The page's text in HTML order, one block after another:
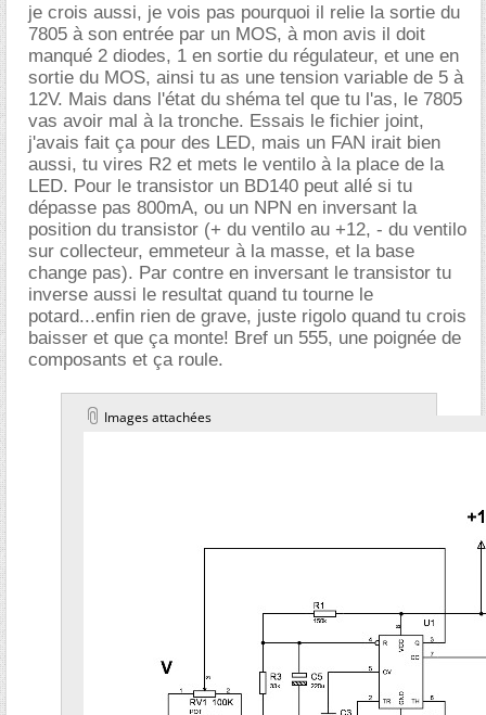
je crois aussi, je vois pas pourquoi il relie la sortie du
7805 à son entrée par un MOS, à mon avis il doit
manqué 2 diodes, 1 en sortie du régulateur, et une en
sortie du MOS, ainsi tu as une tension variable de 5 à
12V. Mais dans l'état du shéma tel que tu l'as, le 7805
vas avoir mal à la tronche. Essais le fichier joint,
j'avais fait ça pour des LED, mais un FAN irait bien
aussi, tu vires R2 et mets le ventilo à la place de la
LED. Pour le transistor un BD140 peut allé si tu
dépasse pas 800mA, ou un NPN en inversant la
position du transistor (+ du ventilo au +12, - du ventilo
sur collecteur, emmeteur à la masse, et la base
change pas). Par contre en inversant le transistor tu
inverse aussi le resultat quand tu tourne le
potard...enfin rien de grave, juste rigolo quand tu crois
baisser et que ça monte! Bref un 555, une poignée de
composants et ça roule.
Images attachées